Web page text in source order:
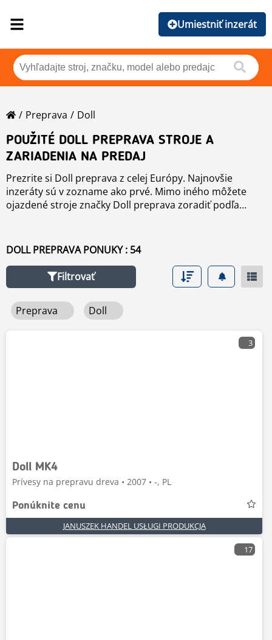
Umiestniť inzerát
Preprava
Doll
POUŽITÉ DOLL PREPRAVA STROJE A
ZARIADENIA NA PREDAJ
Prezrite si Doll preprava z celej Európy. Najnovšie
inzeráty sú v zozname ako prvé. Mimo iného môžete
ojazdené stroje značky Doll preprava zoradiť podľa
kliknutím na tento odkazpreprava
DOLL PREPRAVA PONUKY : 54
Filtrovať
Preprava Doll
3
Doll MK4
Prívesy na prepravu dreva • 2007 • -, PL
Ponúknite cenu
JANUSZEK HANDEL USŁUGI PRODUKCJA
17